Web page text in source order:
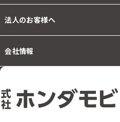
法人のお客様へ
会社情報